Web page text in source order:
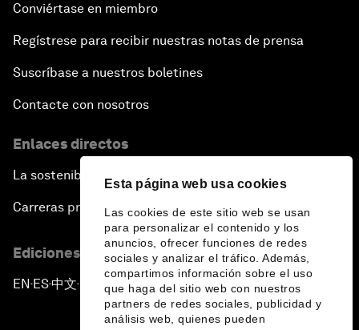
Esta página web usa cookies
Las cookies de este sitio web se usan
para personalizar el contenido y los
anuncios, ofrecer funciones de redes
sociales y analizar el tráfico. Además,
compartimos información sobre el uso
que haga del sitio web con nuestros
partners de redes sociales, publicidad y
análisis web, quienes pueden
Conviértase en miembro
Regístrese para recibir nuestras notas de prensa
Suscríbase a nuestros boletines
Contacte con nosotros
Enlaces directos
La sostenibilidad en el Foro
Carreras profesionales
Ediciones en otros idiomas
EN ▪ES▪中文▪ 日本語